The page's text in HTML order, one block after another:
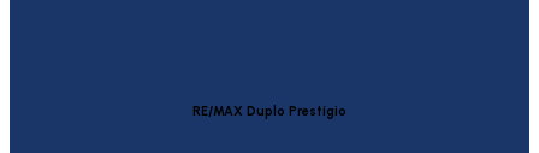
RE/MAX Duplo Prestígio